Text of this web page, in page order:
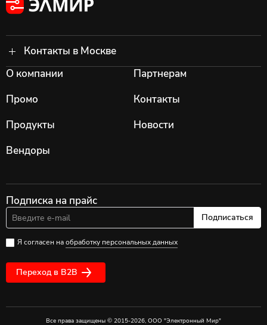
Контакты в Москве
О компании
Промо
Продукты
Вендоры
Партнерам
Контакты
Новости
Подписка на прайс
Подписаться
Я согласен наобработку персональных данных
Переход в B2B
Все права защищены © 2015-2026, ООО "Электронный Мир"